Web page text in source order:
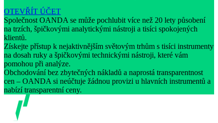
OTEVŘÍT ÚČET
Společnost OANDA se může pochlubit více než 20 lety působení
na trzích, špičkovými analytickými nástroji a tisíci spokojených
klientů.
Získejte přístup k nejaktivnějším světovým trhům s tisíci instrumenty
na dosah ruky a špičkovými technickými nástroji, které vám
pomohou při analýze.
Obchodování bez zbytečných nákladů a naprostá transparentnost
cen – OANDA si neúčtuje žádnou provizi u hlavních instrumentů a
nabízí transparentní ceny.